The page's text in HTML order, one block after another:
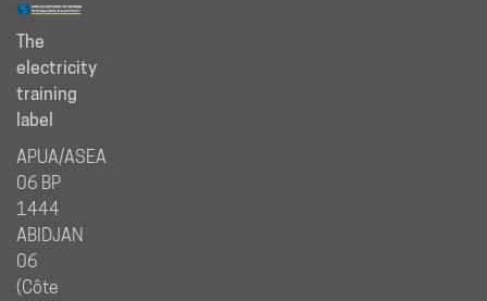
The
electricity
training
label
APUA/ASEA
06 BP
1444
ABIDJAN
06
(Côte